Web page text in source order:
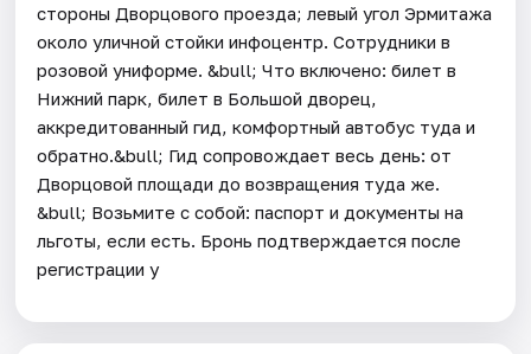
стороны Дворцового проезда; левый угол Эрмитажа
около уличной стойки инфоцентр. Сотрудники в
розовой униформе. &bull; Что включено: билет в
Нижний парк, билет в Большой дворец,
аккредитованный гид, комфортный автобус туда и
обратно.&bull; Гид сопровождает весь день: от
Дворцовой площади до возвращения туда же.
&bull; Возьмите с собой: паспорт и документы на
льготы, если есть. Бронь подтверждается после
регистрации у